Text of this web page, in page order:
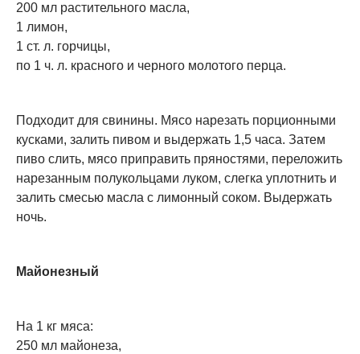
200 мл растительного масла,
1 лимон,
1 ст. л. горчицы,
по 1 ч. л. красного и черного молотого перца.
Подходит для свинины. Мясо нарезать порционными
кусками, залить пивом и выдержать 1,5 часа. Затем
пиво слить, мясо приправить пряностями, переложить
нарезанным полукольцами луком, слегка уплотнить и
залить смесью масла с лимонный соком. Выдержать
ночь.
Майонезный
На 1 кг мяса:
250 мл майонеза,